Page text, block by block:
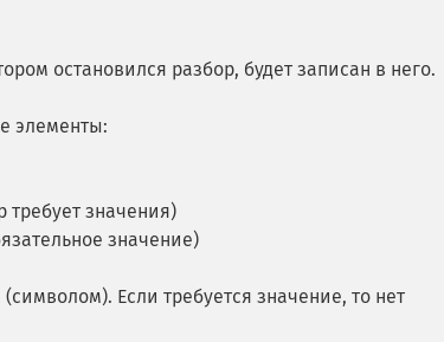
остановился разбор, будет записан в него.
элементы:
значения)
значение)
Если требуется значение, то нет